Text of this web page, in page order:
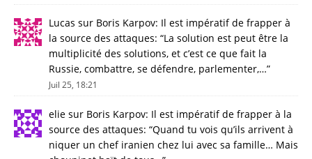
Lucas sur Boris Karpov: Il est impératif de frapper à
la source des attaques: “La solution est peut être la
multiplicité des solutions, et c’est ce que fait la
Russie, combattre, se défendre, parlementer,…”
Juil 25, 18:21
elie sur Boris Karpov: Il est impératif de frapper à la
source des attaques: “Quand tu vois qu’ils arrivent à
niquer un chef iranien chez lui avec sa famille… Mais